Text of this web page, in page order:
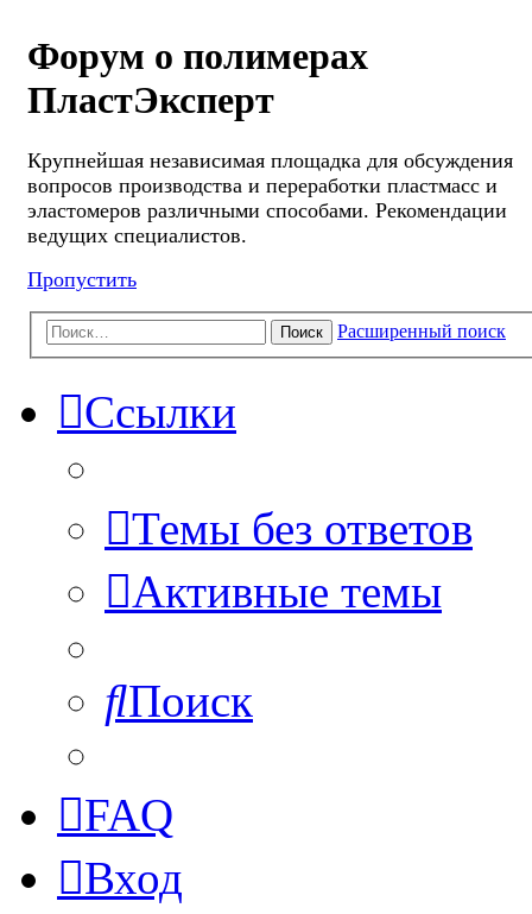
Форум о полимерах
ПластЭксперт
Крупнейшая независимая площадка для обсуждения
вопросов производства и переработки пластмасс и
эластомеров различными способами. Рекомендации
ведущих специалистов.
Пропустить
Поиск Расширенный поиск
Ссылки
Темы без ответов
Активные темы
Поиск
FAQ
Вход